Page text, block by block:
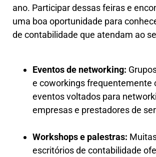
ano. Participar dessas feiras e
uma boa oportunidade para
de contabilidade que atendam ao
Eventos de networking:
e coworkings frequentemente
eventos voltados para
empresas e prestadores de
Workshops e palestras:
escritórios de contabilidade